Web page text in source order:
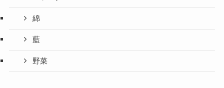
綿
藍
野菜